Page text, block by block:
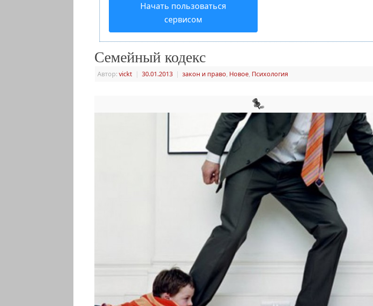
Начать пользоваться
сервисом
Семейный кодекс
Автор:vickt | 30.01.2013 | закон и право, Новое, Психология